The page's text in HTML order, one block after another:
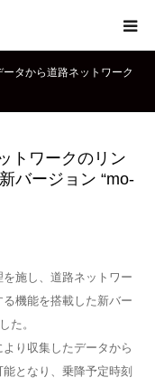
タから道路ネットワーク
トワークのリン
バージョン “mo-
施し、道路ネットワー
機能を搭載した新バー
た。
り収集したデータから
となり、乗降予定時刻